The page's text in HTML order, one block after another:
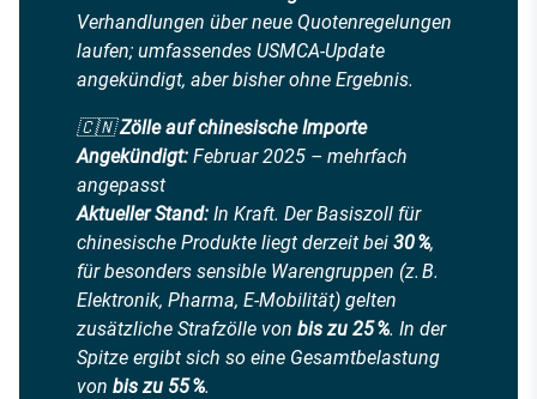
Verhandlungen über neue Quotenregelungen
laufen; umfassendes USMCA-Update
angekündigt, aber bisher ohne Ergebnis.
🇨🇳Zölle auf chinesische Importe
Angekündigt: Februar 2025 – mehrfach
angepasst
Aktueller Stand: In Kraft. Der Basiszoll für
chinesische Produkte liegt derzeit bei 30 %,
für besonders sensible Warengruppen (z. B.
Elektronik, Pharma, E-Mobilität) gelten
zusätzliche Strafzölle von bis zu 25 %. In der
Spitze ergibt sich so eine Gesamtbelastung
von bis zu 55 %.